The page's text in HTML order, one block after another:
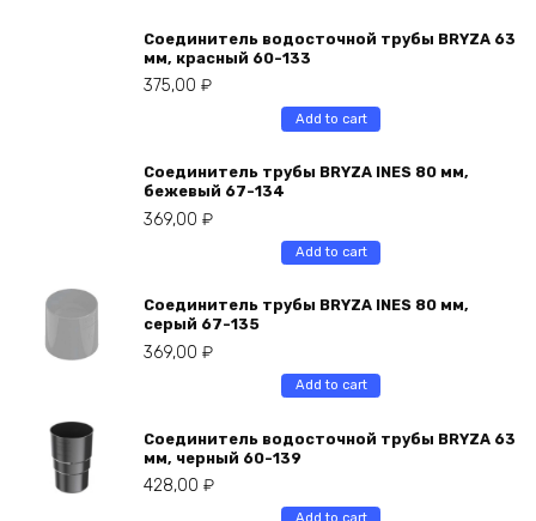
Соединитель водосточной трубы BRYZA 63
мм, краcный 60-133
375,00 ₽
Add to cart
Соединитель трубы BRYZA INES 80 мм,
бежевый 67-134
369,00 ₽
Add to cart
Соединитель трубы BRYZA INES 80 мм,
серый 67-135
369,00 ₽
Add to cart
Соединитель водосточной трубы BRYZA 63
мм, черный 60-139
428,00 ₽